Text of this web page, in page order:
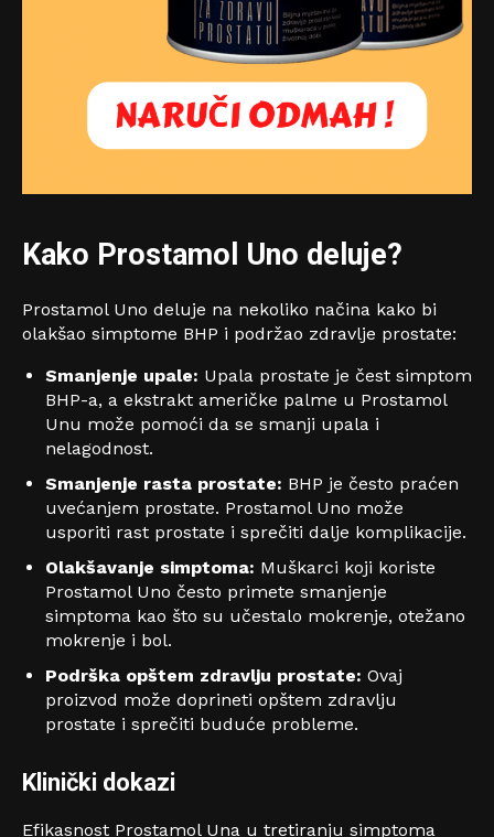
Kako Prostamol Uno deluje?
Prostamol Uno deluje na nekoliko načina kako bi
olakšao simptome BHP i podržao zdravlje prostate:
Smanjenje upale: Upala prostate je čest simptom
BHP-a, a ekstrakt američke palme u Prostamol
Unu može pomoći da se smanji upala i
nelagodnost.
Smanjenje rasta prostate: BHP je često praćen
uvećanjem prostate. Prostamol Uno može
usporiti rast prostate i sprečiti dalje komplikacije.
Olakšavanje simptoma: Muškarci koji koriste
Prostamol Uno često primete smanjenje
simptoma kao što su učestalo mokrenje, otežano
mokrenje i bol.
Podrška opštem zdravlju prostate: Ovaj
proizvod može doprineti opštem zdravlju
prostate i sprečiti buduće probleme.
Klinički dokazi
Efikasnost Prostamol Una u tretiranju simptoma